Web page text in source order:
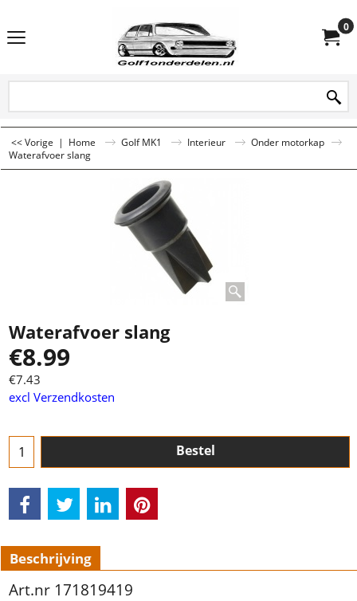
0
<< Vorige | Home Golf MK1 Interieur
Onder motorkap
Waterafvoer slang
Waterafvoer slang
€8.99
€7.43
excl Verzendkosten
Bestel
Beschrijving
Art.nr 171819419